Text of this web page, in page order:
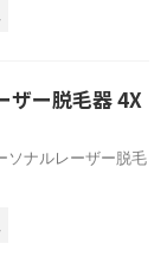
ザー脱毛器 4X
ソナルレーザー脱毛